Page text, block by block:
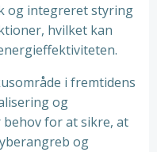
og integreret styring
hvilket kan
i fremtidens
og
for at sikre, at
og